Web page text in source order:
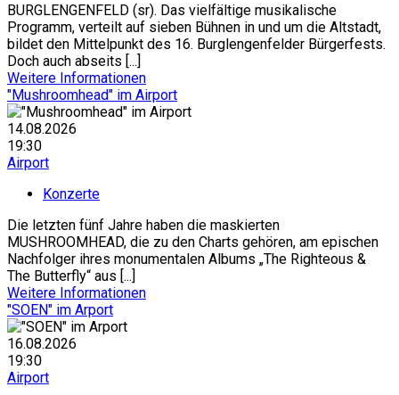
BURGLENGENFELD (sr). Das vielfältige musikalische
Programm, verteilt auf sieben Bühnen in und um die Altstadt,
bildet den Mittelpunkt des 16. Burglengenfelder Bürgerfests.
Doch auch abseits [...]
Weitere Informationen
"Mushroomhead" im Airport
14.08.2026
19:30
Airport
Konzerte
Die letzten fünf Jahre haben die maskierten
MUSHROOMHEAD, die zu den Charts gehören, am epischen
Nachfolger ihres monumentalen Albums „The Righteous &
The Butterfly“ aus [...]
Weitere Informationen
"SOEN" im Arport
16.08.2026
19:30
Airport